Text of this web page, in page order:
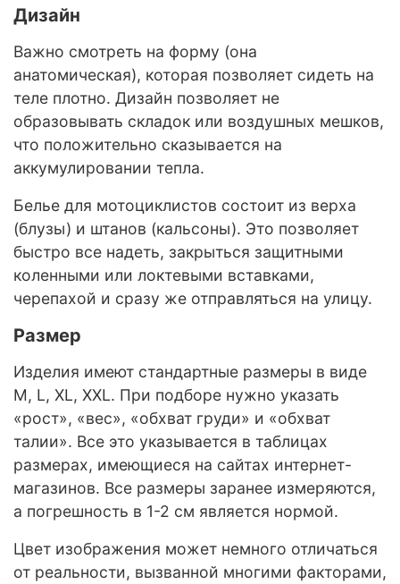
Дизайн
Важно смотреть на форму (она
анатомическая), которая позволяет сидеть на
теле плотно. Дизайн позволяет не
образовывать складок или воздушных мешков,
что положительно сказывается на
аккумулировании тепла.
Белье для мотоциклистов состоит из верха
(блузы) и штанов (кальсоны). Это позволяет
быстро все надеть, закрыться защитными
коленными или локтевыми вставками,
черепахой и сразу же отправляться на улицу.
Размер
Изделия имеют стандартные размеры в виде
M, L, XL, XXL. При подборе нужно указать
«рост», «вес», «обхват груди» и «обхват
талии». Все это указывается в таблицах
размерах, имеющиеся на сайтах интернет-
магазинов. Все размеры заранее измеряются,
а погрешность в 1-2 см является нормой.
Цвет изображения может немного отличаться
от реальности, вызванной многими факторами,